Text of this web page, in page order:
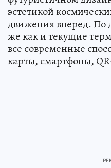
эстетикой
движения вперед.
же как и текущие
все современные
карты, смартфоны,